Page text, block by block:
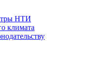
НТИ
климата